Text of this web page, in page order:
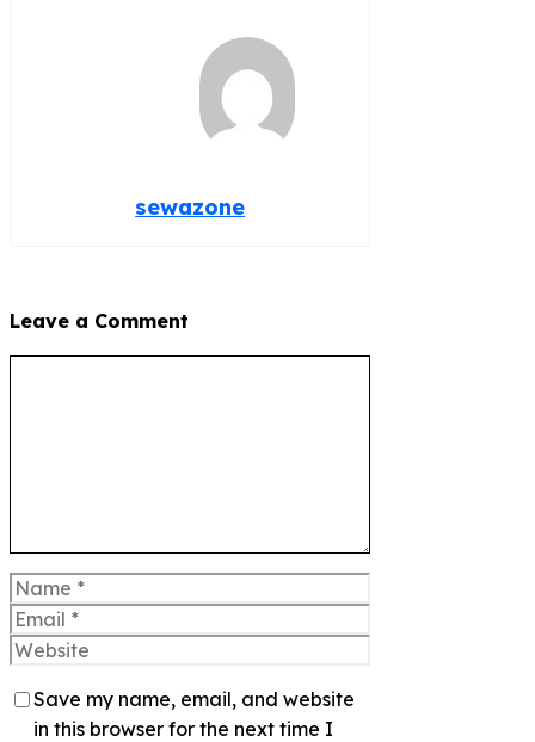
sewazone
Leave a Comment
Name
Email
Website
Save my name, email, and website
in this browser for the next time I